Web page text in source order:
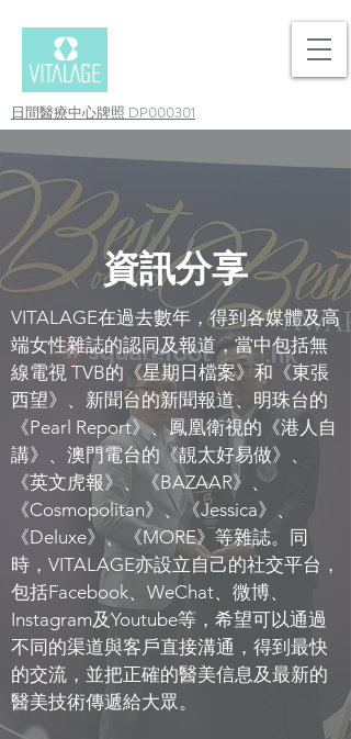
日間醫療中心牌照 DP000301
資訊分享
VITALAGE在過去數年，得到各媒體及高
端女性雜誌的認同及報道，當中包括無
線電視 TVB的《星期日檔案》和《東張
西望》、新聞台的新聞報道、明珠台的
《Pearl Report》、鳳凰衛視的《港人自
講》、澳門電台的《靚太好易做》、
《英文虎報》、《BAZAAR》、
《Cosmopolitan》、《Jessica》、
《Deluxe》、《MORE》等雜誌。同
時，VITALAGE亦設立自己的社交平台，
包括Facebook、WeChat、微博、
Instagram及Youtube等，希望可以通過
不同的渠道與客戶直接溝通，得到最快
的交流，並把正確的醫美信息及最新的
醫美技術傳遞給大眾。